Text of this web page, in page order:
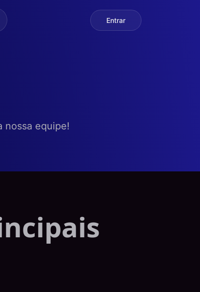
Entrar
nossa equipe!